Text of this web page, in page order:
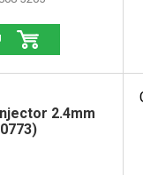
2.4mm